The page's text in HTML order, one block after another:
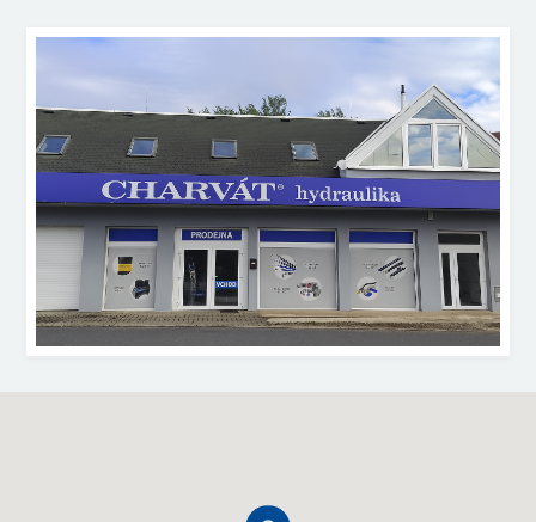
Záleží nám, co si myslíte o našich výrobcích, službách, lokálních